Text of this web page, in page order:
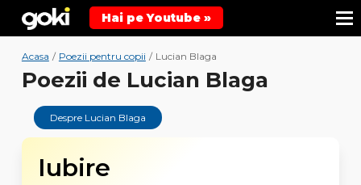
Hai pe Youtube »
Acasa / Poezii pentru copii / Lucian Blaga
Poezii de Lucian Blaga
Despre Lucian Blaga
Iubire